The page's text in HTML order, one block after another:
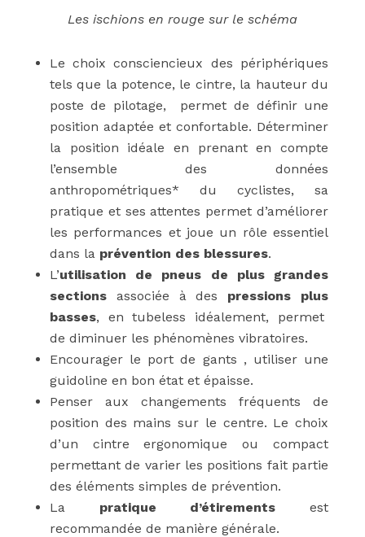
Les ischions en rouge sur le schéma
Le choix consciencieux des périphériques
tels que la potence, le cintre, la hauteur du
poste de pilotage, permet de définir une
position adaptée et confortable. Déterminer
la position idéale en prenant en compte
l’ensemble des données
anthropométriques*
du cyclistes, sa
pratique et ses attentes permet d’améliorer
les performances et joue un rôle essentiel
dans la prévention des blessures.
L’utilisation de pneus de plus grandes
sectionsassociée à des pressions plus
basses, en tubeless idéalement, permet
de diminuer les phénomènes vibratoires.
Encourager le port de gants , utiliser une
guidoline en bon état et épaisse.
Penser aux changements fréquents de
position des mains sur le centre. Le choix
d’un cintre ergonomique ou compact
permettant de varier les positions fait partie
des éléments simples de prévention.
La pratique d’étirements est
recommandée de manière générale.